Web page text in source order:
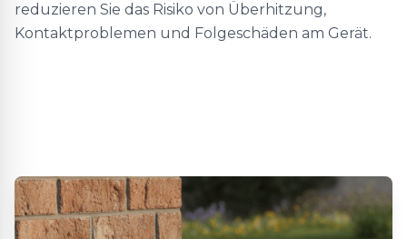
reduzieren Sie das Risiko von Überhitzung,
Kontaktproblemen und Folgeschäden am Gerät.